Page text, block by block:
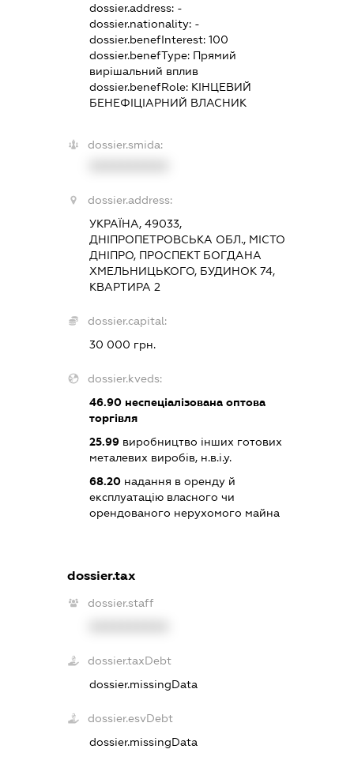
dossier.address: -
dossier.nationality: -
dossier.benefInterest: 100
dossier.benefType: Прямий
вирішальний вплив
dossier.benefRole: КІНЦЕВИЙ
БЕНЕФІЦІАРНИЙ ВЛАСНИК
dossier.smida:
dossier.address:
УКРАЇНА, 49033,
ДНІПРОПЕТРОВСЬКА ОБЛ., МІСТО
ДНІПРО, ПРОСПЕКТ БОГДАНА
ХМЕЛЬНИЦЬКОГО, БУДИНОК 74,
КВАРТИРА 2
dossier.capital:
30 000 грн.
dossier.kveds:
46.90неспеціалізована оптова
торгівля
25.99виробництво інших готових
металевих виробів, н.в.і.у.
68.20надання в оренду й
експлуатацію власного чи
орендованого нерухомого майна
dossier.tax
dossier.staff
dossier.taxDebt
dossier.missingData
dossier.esvDebt
dossier.missingData